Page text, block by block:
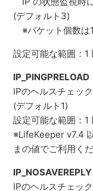
(デフォルト3)
※パケット個数は
設定可能な範囲：1
IP_PINGPRELOAD
IPのヘルスチェッ
(デフォルト1)
設定可能な範囲：1
※LifeKeeper v7.4
まの値でご利用くだ
IP_NOSAVEREPLY
IPのヘルスチェッ